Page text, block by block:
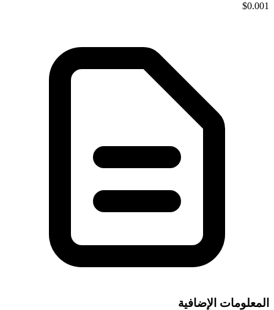
$0.001
المعلومات الإضافية